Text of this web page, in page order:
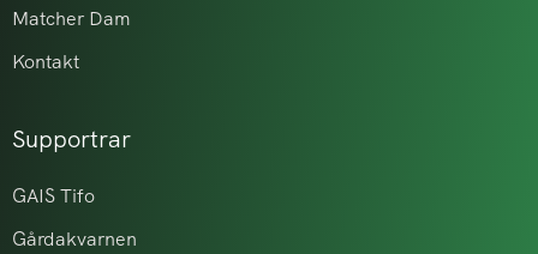
Matcher Dam
Kontakt
Supportrar
GAIS Tifo
Gårdakvarnen